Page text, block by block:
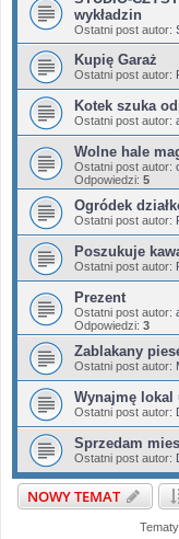
wykładzin
Ostatni post autor:
Kupię Garaż
Ostatni post autor:
Kotek szuka
Ostatni post autor:
Wolne hale
Ostatni post autor:
Odpowiedzi: 5
Ogródek
Ostatni post autor:
Poszukuje
Ostatni post autor:
Prezent
Ostatni post autor:
Odpowiedzi: 3
Zablakany
Ostatni post autor:
Wynajmę lokal
Ostatni post autor:
Sprzedam
Ostatni post autor:
NOWY TEMAT